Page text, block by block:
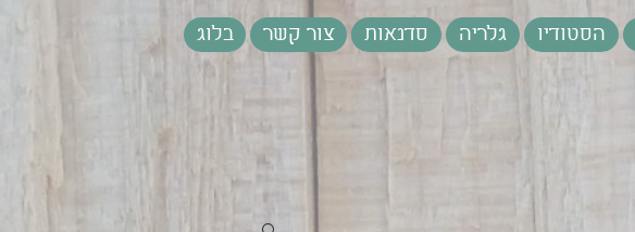
הסטודיו גלריה סדנאות צור קשר בלוג